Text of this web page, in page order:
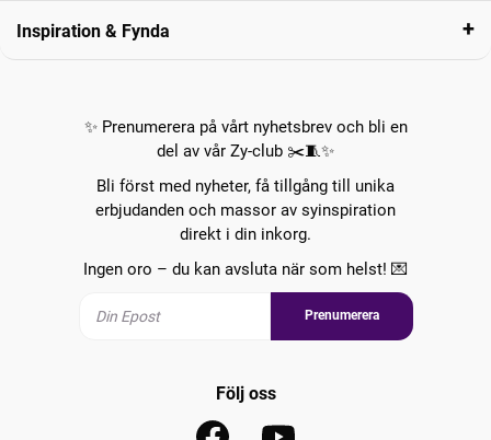
Inspiration & Fynda
✨ Prenumerera på vårt nyhetsbrev och bli en
del av vår Zy-club ✂️🧵✨
Bli först med nyheter, få tillgång till unika
erbjudanden och massor av syinspiration
direkt i din inkorg.
Ingen oro – du kan avsluta när som helst! 💌
Prenumerera
Följ oss